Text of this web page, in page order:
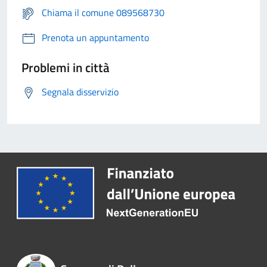
Chiama il comune 089568730
Prenota un appuntamento
Problemi in città
Segnala disservizio